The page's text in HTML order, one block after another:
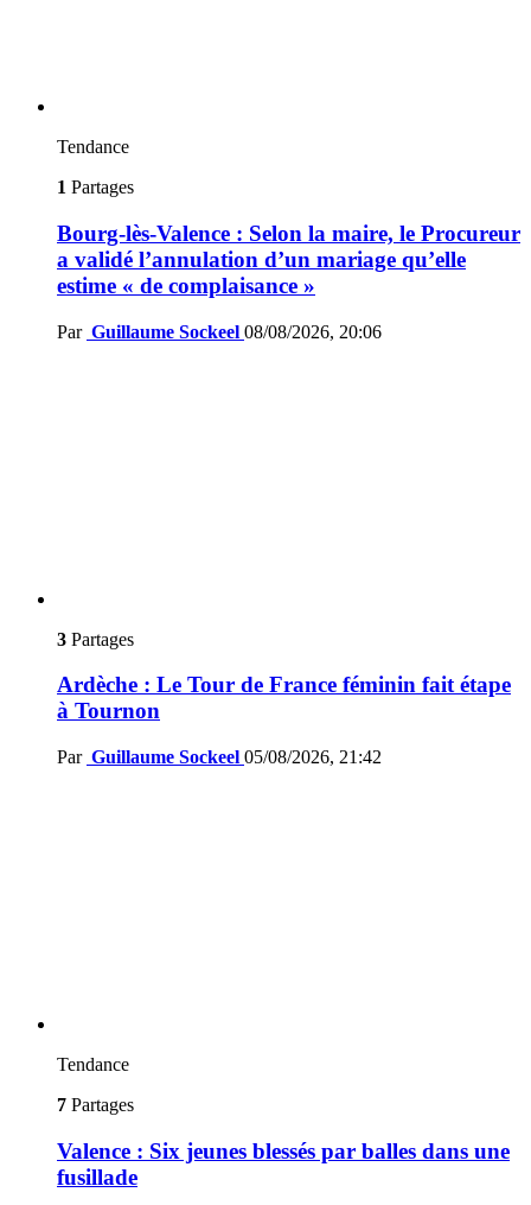
Tendance
1 Partages
Bourg-lès-Valence : Selon la maire, le Procureur
a validé l’annulation d’un mariage qu’elle
estime « de complaisance »
Par Guillaume Sockeel 08/08/2026, 20:06
3 Partages
Ardèche : Le Tour de France féminin fait étape
à Tournon
Par Guillaume Sockeel 05/08/2026, 21:42
Tendance
7 Partages
Valence : Six jeunes blessés par balles dans une
fusillade